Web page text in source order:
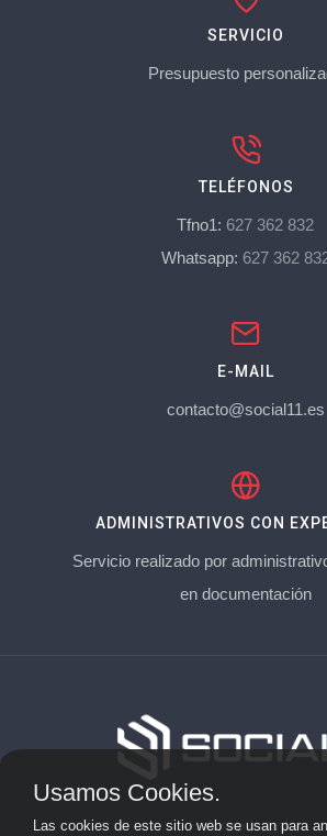
SERVICIO
Presupuesto
TELÉFONOS
Tfno1: 627 362 832
Whatsapp: 627 362
E-MAIL
contacto@social11.es
ADMINISTRATIVOS CON
Servicio realizado por
en documentación
Aviso Legal
Usamos Cookies.
Las cookies de este sitio web se usan para